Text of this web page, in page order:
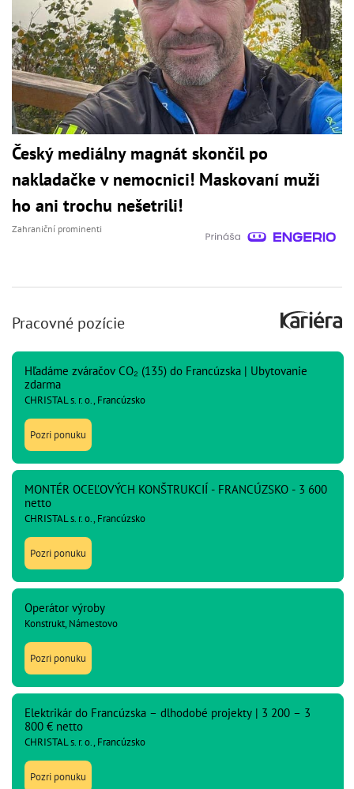
Český mediálny magnát skončil po
nakladačke v nemocnici! Maskovaní muži
ho ani trochu nešetrili!
Zahraniční prominenti
Pracovné pozície
Hľadáme zváračov CO₂ (135) do Francúzska | Ubytovanie
zdarma
CHRISTAL s. r. o., Francúzsko
Pozri ponuku
MONTÉR OCEĽOVÝCH KONŠTRUKCIÍ - FRANCÚZSKO - 3 600
netto
CHRISTAL s. r. o., Francúzsko
Pozri ponuku
Operátor výroby
Konstrukt, Námestovo
Pozri ponuku
Elektrikár do Francúzska – dlhodobé projekty | 3 200 – 3
800 € netto
CHRISTAL s. r. o., Francúzsko
Pozri ponuku